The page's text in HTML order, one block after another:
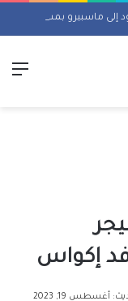
إكواس
أغسطس 19, 2023